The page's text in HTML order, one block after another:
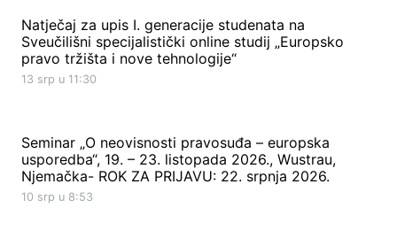
Natječaj za upis I. generacije studenata na
Sveučilišni specijalistički online studij „Europsko
pravo tržišta i nove tehnologije“
13 srp u 11:30
Seminar „O neovisnosti pravosuđa – europska
usporedba“, 19. – 23. listopada 2026., Wustrau,
Njemačka- ROK ZA PRIJAVU: 22. srpnja 2026.
10 srp u 8:53